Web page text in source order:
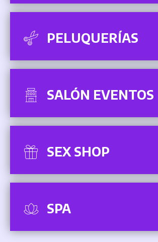
PELUQUERÍAS
SALÓN EVENTOS
SEX SHOP
SPA